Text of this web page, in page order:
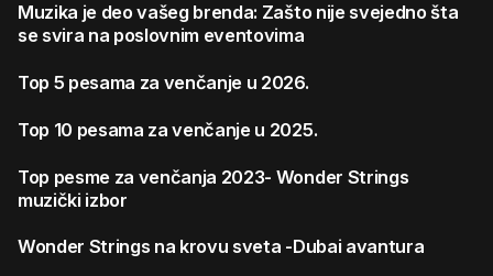
Muzika je deo vašeg brenda: Zašto nije svejedno šta
se svira na poslovnim eventovima
Top 5 pesama za venčanje u 2026.
Top 10 pesama za venčanje u 2025.
Top pesme za venčanja 2023- Wonder Strings
muzički izbor
Wonder Strings na krovu sveta -Dubai avantura